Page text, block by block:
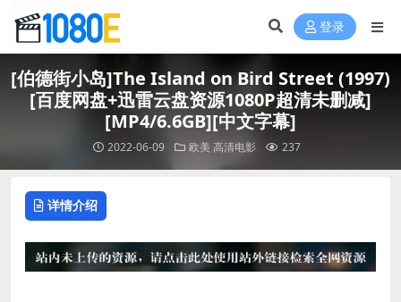
登录
[伯德街小岛]The Island on Bird Street (1997)
[百度网盘+迅雷云盘资源1080P超清未删减]
[MP4/6.6GB][中文字幕]
2022-06-09 欧美高清电影 237
详情介绍